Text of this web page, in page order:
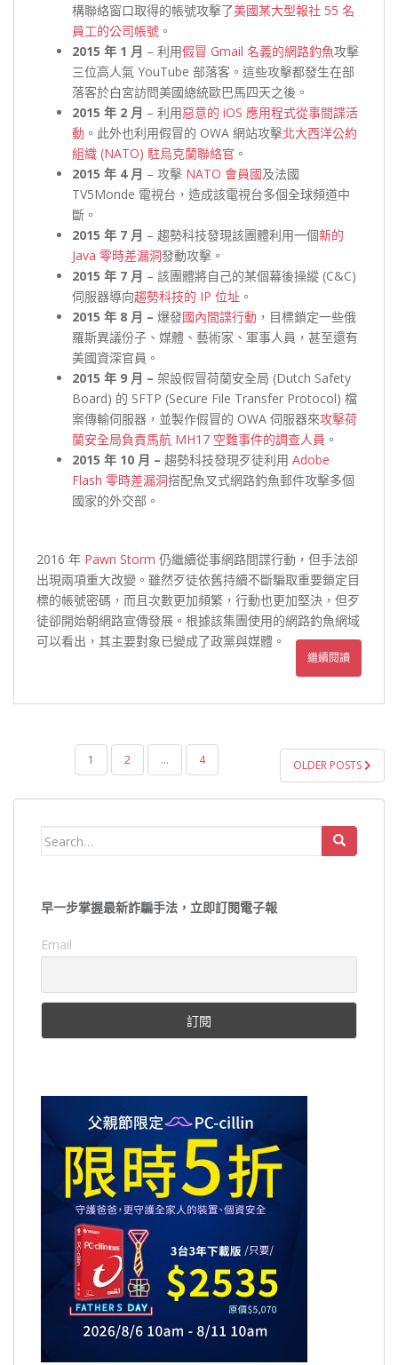
構聯絡窗口取得的帳號攻擊了美國某大型報社 55 名
員工的公司帳號 。
2015 年 1 月 – 利用假冒 Gmail 名義的網路釣魚攻擊
三位高人氣 YouTube 部落客。這些攻擊都發生在部
落客於白宮訪問美國總統歐巴馬四天之後。
2015 年 2 月 – 利用惡意的 iOS 應用程式從事間諜活
動 。此外也利用假冒的 OWA 網站攻擊北大西洋公約
組織 (NATO) 駐烏克蘭聯絡官 。
2015 年 4 月 – 攻擊 NATO 會員國及法國
TV5Monde 電視台，造成該電視台多個全球頻道中
斷。
2015 年 7 月 – 趨勢科技發現該團體利用一個新的
Java 零時差漏洞發動攻擊。
2015 年 7 月 – 該團體將自己的某個幕後操縱 (C&C)
伺服器導向趨勢科技的 IP 位址 。
2015 年 8 月 – 爆發國內間諜行動 ，目標鎖定一些俄
羅斯異議份子、媒體、藝術家、軍事人員，甚至還有
美國資深官員。
2015 年 9 月 – 架設假冒荷蘭安全局 (Dutch Safety
Board) 的 SFTP (Secure File Transfer Protocol) 檔
案傳輸伺服器，並製作假冒的 OWA 伺服器來攻擊荷
蘭安全局負責馬航 MH17 空難事件的調查人員 。
2015 年 10 月 – 趨勢科技發現歹徒利用 Adobe
Flash 零時差漏洞搭配魚叉式網路釣魚郵件攻擊多個
國家的外交部。
2016 年 Pawn Storm 仍繼續從事網路間諜行動，但手法卻
出現兩項重大改變。雖然歹徒依舊持續不斷騙取重要鎖定目
標的帳號密碼，而且次數更加頻繁，行動也更加堅決，但歹
徒卻開始朝網路宣傳發展。根據該集團使用的網路釣魚網域
可以看出，其主要對象已變成了政黨與媒體。
繼續閱讀
導
1 2 ... 4 OLDER POSTS
Search
早一步掌握最新詐騙手法，立即訂閱電子報
Email